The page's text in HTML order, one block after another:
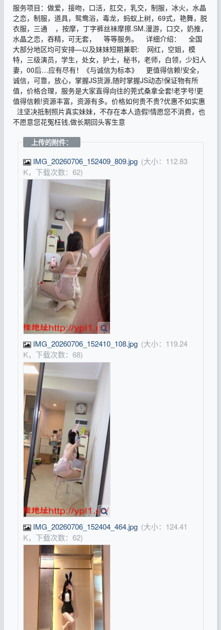
服务项目：做爱，接吻，口活，肛交，乳交，制服，冰火，水晶
之恋，制服，道具，鸳鸯浴，毒龙，蚂蚁上树，69式，艳舞，脱
衣服，三通 ，按摩，丁字裤丝袜摩擦.SM.漫游，口交，奶推，
水晶之恋，吞精，可无套， 等等服务。 详细介绍： 全国
大部分地区均可安排—以及妹妹短期兼职: 网红，空姐，模
特，三级演员，学生，处女，护士，秘书，老师，白领，少妇人
妻，00后…应有尽有！《与诚信为标本》 更值得信赖!安全，
诚信，可靠，放心，掌握JS货源,随时掌握JS动态!保证物有所
值，价格合理，服务是大家直得向往的莞式桑拿全套!老字号!更
值得信赖!资源丰富，资源有多。价格如何贵不贵?优惠不如实惠
注坚决抵制照片真实妹妹，不存在本人造假!情愿您不消费，也
不愿意您花冤枉钱,做长期回头客生意
上传的附件：
IMG_20260706_152409_809.jpg (大小：112.83
K，下载次数：62)
IMG_20260706_152410_108.jpg (大小：119.24
K，下载次数：68)
IMG_20260706_152404_464.jpg (大小：124.41
K，下载次数：62)